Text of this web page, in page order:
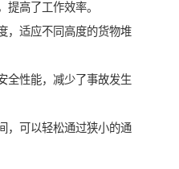
提高了工作效率。
，适应不同高度的货物堆
全性能，减少了事故发生
，可以轻松通过狭小的通